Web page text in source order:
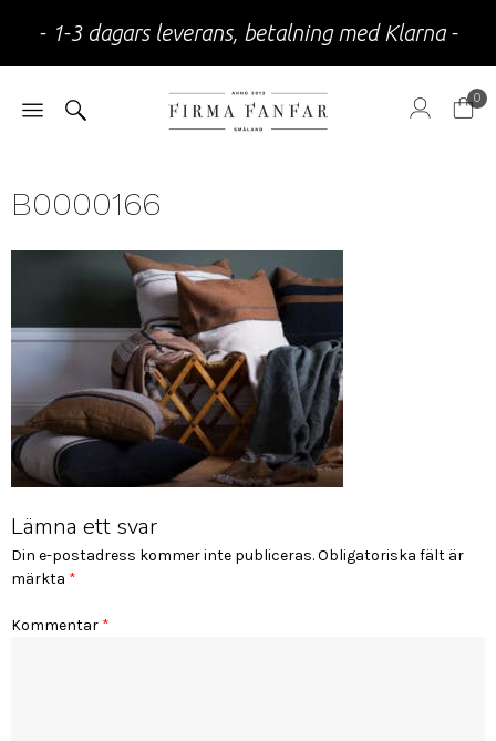
- 1-3 dagars leverans, betalning med Klarna -
0
B0000166
Lämna ett svar
Din e-postadress kommer inte publiceras.Obligatoriska fält är
märkta *
Kommentar *